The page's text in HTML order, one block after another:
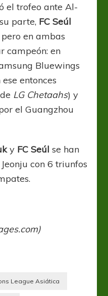
el trofeo ante Al-
parte, FC Seúl
en ambas
campeón: en
Bluewings
entonces
LG Chetaahs) y
el Guangzhou
y FC Seúl se han
con 6 triunfos
League Asiática